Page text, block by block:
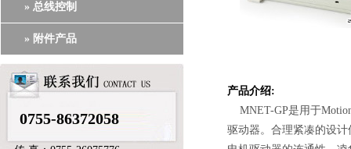
» 总线控制
» 附件产品
0755-86372058
产品介绍:
MNET-GP是用于
驱动器。合理紧凑的设